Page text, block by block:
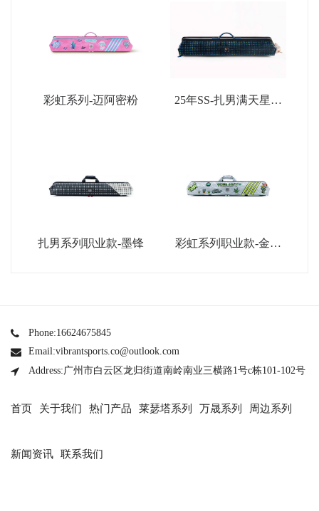
彩虹系列-迈阿密粉
25年SS-扎男满天星限
扎男系列职业款-墨锋
彩虹系列职业款-金属
Phone:16624675845
Email:vibrantsports.co@outlook.com
Address:广州市白云区龙归街道南岭南业三横路1号c栋101-102号
首页 关于我们 热门产品 莱瑟塔系列 万晟系列 周边系列
新闻资讯 联系我们